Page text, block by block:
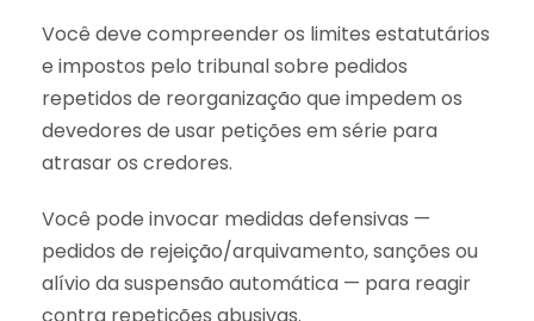
Você deve compreender os limites estatutários
e impostos pelo tribunal sobre pedidos
repetidos de reorganização que impedem os
devedores de usar petições em série para
atrasar os credores.
Você pode invocar medidas defensivas —
pedidos de rejeição/arquivamento, sanções ou
alívio da suspensão automática — para reagir